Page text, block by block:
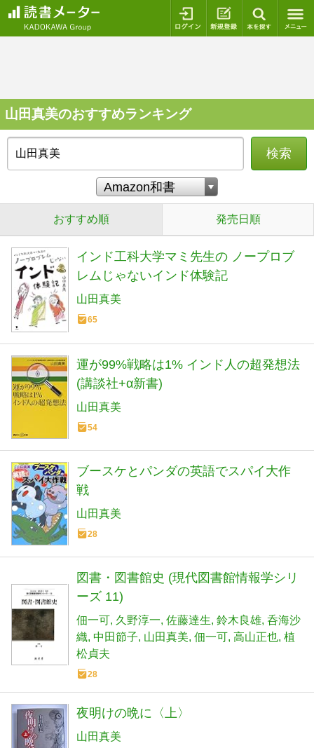
ログイン 新規登録
山田真美のおすすめランキング
検索
おすすめ順 発売日順
インド工科大学マミ先生の ノープロブ
レムじゃないインド体験記
山田真美
65
運が99%戦略は1% インド人の超発想法
(講談社+α新書)
山田真美
54
ブースケとパンダの英語でスパイ大作
戦
山田真美
28
図書・図書館史 (現代図書館情報学シリ
ーズ 11)
佃一可 久野淳一 佐藤達生 鈴木良雄 呑海沙
織 中田節子 山田真美 佃一可 高山正也 植
松貞夫
28
夜明けの晩に〈上〉
山田真美